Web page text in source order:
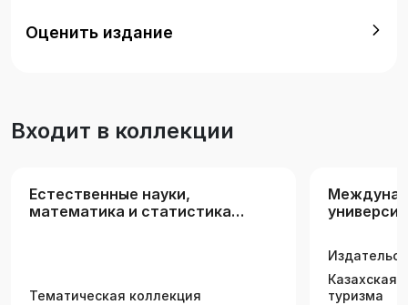
Оценить издание
Входит в коллекции
Естественные науки,
математика и статистика
Тематическая коллекция
Казахская
туризма